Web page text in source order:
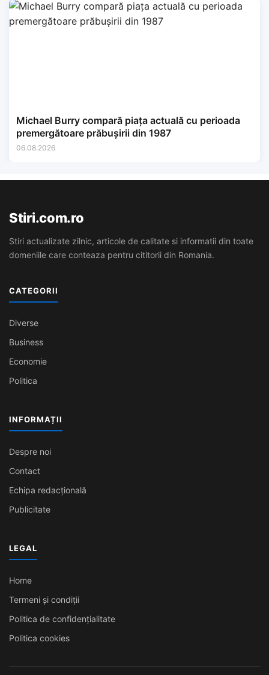
Michael Burry compară piața actuală cu perioada
premergătoare prăbușirii din 1987
06.08.2026
Stiri.com.ro
Stiri actualizate zilnic, articole de calitate si informatii din toate
domeniile care conteaza pentru cititorii din Romania.
CATEGORII
Diverse
Business
Economie
Politica
INFORMAȚII
Despre noi
Contact
Echipa redacțională
Publicitate
LEGAL
Home
Termeni și condiții
Politica de confidențialitate
Politica cookies